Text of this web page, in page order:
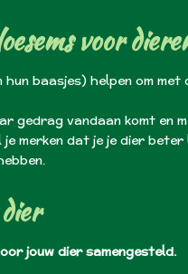
voor
hun baasjes) helpen om
gedrag vandaan komt en
merken dat je je dier
jouw dier samengesteld.